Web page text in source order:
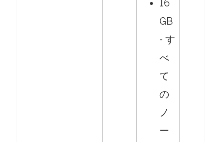
16
GB
- す
べ
て
の
ノ
ー